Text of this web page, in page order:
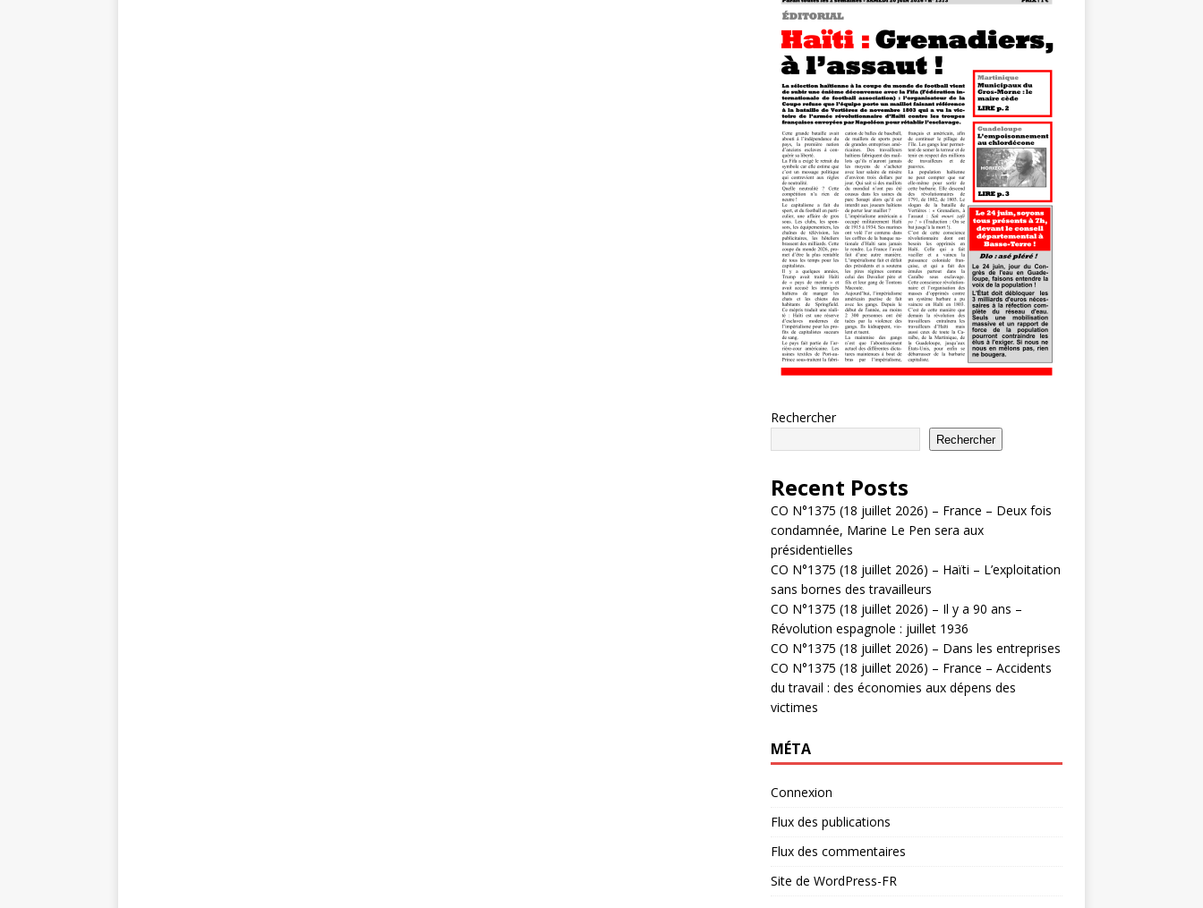
Rechercher
Rechercher
Recent Posts
CO N°1375 (18 juillet 2026) – France – Deux fois
condamnée, Marine Le Pen sera aux
présidentielles
CO N°1375 (18 juillet 2026) – Haïti – L’exploitation
sans bornes des travailleurs
CO N°1375 (18 juillet 2026) – Il y a 90 ans –
Révolution espagnole : juillet 1936
CO N°1375 (18 juillet 2026) – Dans les entreprises
CO N°1375 (18 juillet 2026) – France – Accidents
du travail : des économies aux dépens des
victimes
MÉTA
Connexion
Flux des publications
Flux des commentaires
Site de WordPress-FR